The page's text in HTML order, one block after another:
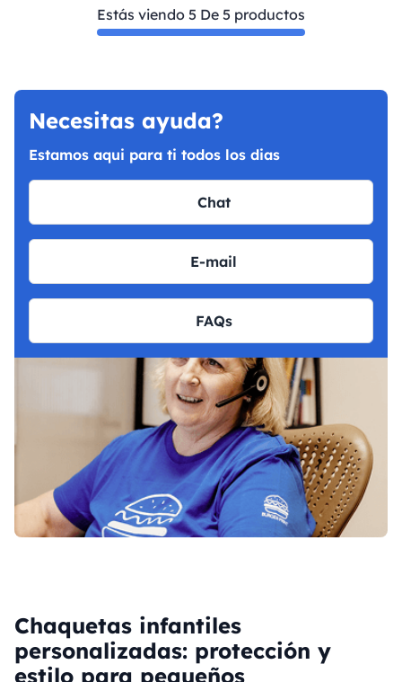
Estás viendo 5 De 5 productos
Necesitas ayuda?
Estamos aqui para ti todos los dias
Chat
E-mail
FAQs
Chaquetas infantiles
personalizadas: protección y
estilo para pequeños